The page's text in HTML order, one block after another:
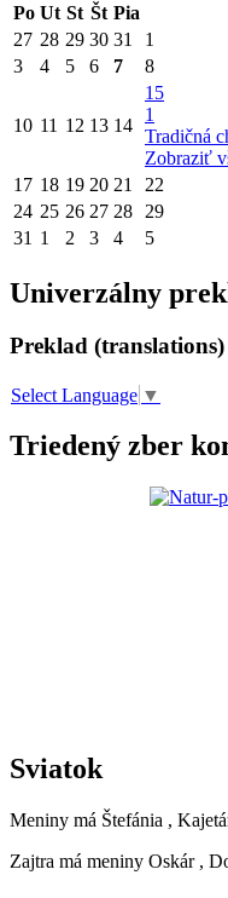
Po Ut St Št Pia
27 28 29 30 31 1
3
4 5 6 7 8
10 11 12 13 14
15
1
Tradičná
Zobraziť
17 18 19 20 21 22
24 25 26 27 28 29
31 1 2 3 4 5
Univerzálny
Preklad (translations)
Select Language ▼
Triedený zber
Sviatok
Meniny má Štefánia ,
Zajtra má meniny Oskár ,